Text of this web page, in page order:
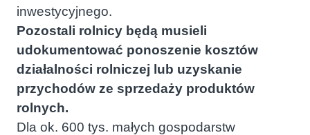
inwestycyjnego.
Pozostali rolnicy będą musieli
udokumentować ponoszenie kosztów
działalności rolniczej lub uzyskanie
przychodów ze sprzedaży produktów
rolnych.
Dla ok. 600 tys. małych gospodarstw